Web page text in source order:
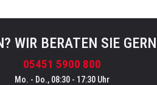
WIR BERATEN SIE
05451 5900 800
Mo. - Do., 08:30 - 17:30 Uhr